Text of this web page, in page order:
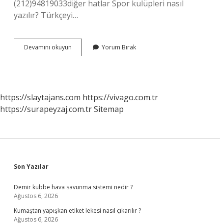
(212)94819033diğer hatlar Spor kulüpleri nasıl
yazılır? Türkçeyi…
Devamını okuyun Beşiktaş
Takımı
Yorum Bırak
https://slaytajans.com https://vivago.com.tr
https://surapeyzaj.com.trSitemap
Sidebar
Son Yazılar
Demir kubbe hava savunma sistemi nedir ?
Ağustos 6, 2026
Kumaştan yapışkan etiket lekesi nasıl çıkarılır ?
Ağustos 6, 2026